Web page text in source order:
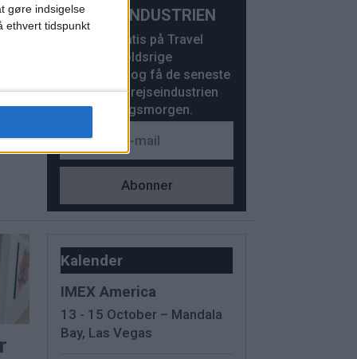
gøre indsigelse
ethvert tidspunkt
REJSEINDUSTRIEN
Abonner gratis på Travel
News’ indholdsrige
nyhedsbrev og få de seneste
nyheder fra rejseindustrien
hver hverdagsmorgen.
Kalender
IMEX America
13 - 15 October – Mandala
Bay, Las Vegas